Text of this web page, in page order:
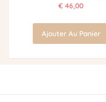
€ 46,00
Ajouter Au Panier